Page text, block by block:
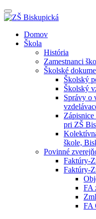
Prepínateľná
navigácia
Prejsť
Domov
Škola
História
Zamestnanci
Školské
Školský
Školský
Správy o
pri ZŠ
škole,
Povinné
Faktúry-
Faktúry-
FA
FA